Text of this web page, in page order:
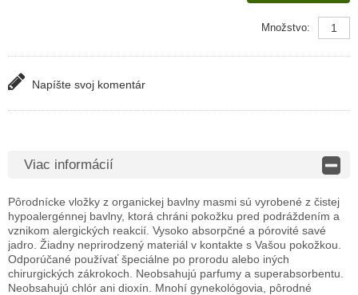
Množstvo:
Napíšte svoj ​​komentár
Viac informácií
Pôrodnícke vložky z organickej bavlny masmi sú vyrobené z čistej
hypoalergénnej bavlny, ktorá chráni pokožku pred podráždením a
vznikom alergických reakcií. Vysoko absorpčné a pórovité savé
jadro. Žiadny neprirodzený materiál v kontakte s Vašou pokožkou.
Odporúčané používať špeciálne po prorodu alebo iných
chirurgických zákrokoch. Neobsahujú parfumy a superabsorbentu.
Neobsahujú chlór ani dioxín. Mnohí gynekológovia, pôrodné